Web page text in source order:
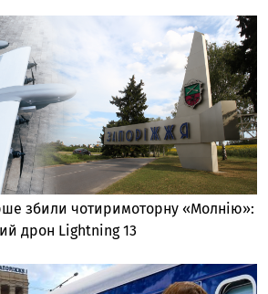
збили чотиримоторну «Молнію»:
дрон Lightning 13